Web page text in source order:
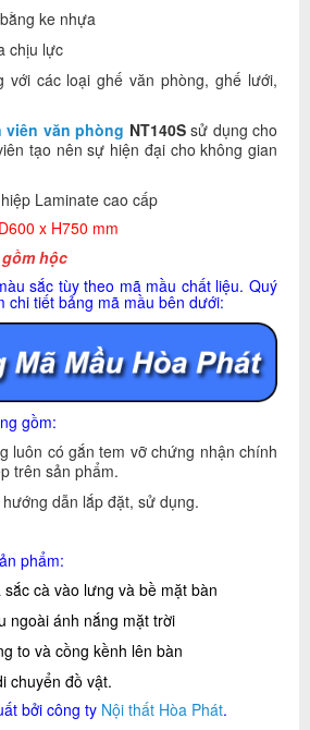
ke nhựa
chịu lực
với các loại ghế văn phòng, ghế lưới,
viên văn phòng NT140Ssử dụng cho
tạo nên sự hiện đại cho không gian
Laminate cao cấp
x H750 mm
hộc
sắc tùy theo mã mầu chất liệu. Quý
chi tiết bảng mã mầu bên dưới:
gồm:
luôn có gắn tem vỡ chứng nhận chính
trên sản phẩm.
dẫn lắp đặt, sử dụng.
phẩm:
cà vào lưng và bề mặt bàn
ngoài ánh nắng mặt trời
to và cồng kềnh lên bàn
chuyển đồ vật.
bởi công ty Nội thất Hòa Phát.